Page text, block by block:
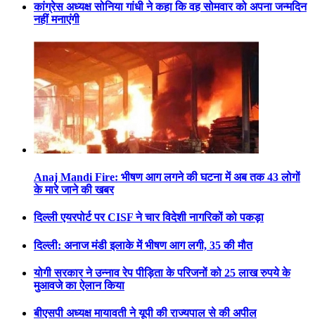
कांग्रेस अध्यक्ष सोनिया गांधी ने कहा कि वह सोमवार को अपना जन्मदिन
नहीं मनाएंगी
Anaj Mandi Fire: भीषण आग लगने की घटना में अब तक 43 लोगों
के मारे जाने की खबर
दिल्ली एयरपोर्ट पर CISF ने चार विदेशी नागरिकों को पकड़ा
दिल्ली: अनाज मंडी इलाके में भीषण आग लगी, 35 की मौत
योगी सरकार ने उन्नाव रेप पीड़िता के परिजनों को 25 लाख रुपये के
मुआवजे का ऐलान किया
बीएसपी अध्यक्ष मायावती ने यूपी की राज्यपाल से की अपील